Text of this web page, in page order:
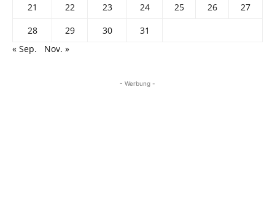
21
22 23 24 25 26
27
28
29 30
31
« Sep.
Nov. »
- Werbung -